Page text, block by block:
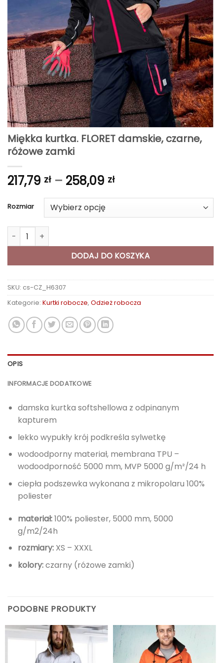
Miękka kurtka. FLORET damskie, czarne,
różowe zamki
217,79 zł – 258,09 złZakres
217,79 zł
Rozmiar
ilość Miękka kurtka. FLORET damskie, czarne, różowe zamki
DODAJ DO KOSZYKA
SKU: cs-CZ_H6307
Kategorie: Kurtki robocze, Odzież robocza
OPIS
INFORMACJE DODATKOWE
damska kurtka softshellowa z odpinanym
kapturem
lekko wypukły krój podkreśla sylwetkę
wodoodporny materiał, membrana TPU –
wodoodporność 5000 mm, MVP 5000 g/m²/24 h
ciepła podszewka wykonana z mikropolaru 100%
poliester
materiał:100% poliester, 5000 mm, 5000
g/m2/24h
rozmiary:XS – XXXL
kolory:czarny (różowe zamki)
PODOBNE PRODUKTY